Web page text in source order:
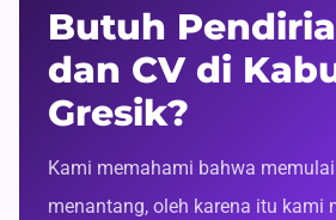
Butuh
dan CV di
Gresik?
Kami memahami bahwa
menantang, oleh karena itu kami